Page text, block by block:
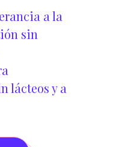
a la
sin
lácteos y a